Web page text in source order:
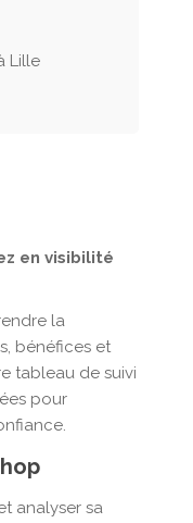
Lille
en visibilité
la
bénéfices et
tableau de suivi
pour
analyser sa